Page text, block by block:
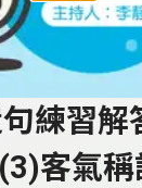
練習解
客氣稱